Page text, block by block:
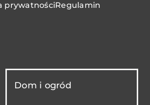
prywatnościRegulamin
Dom i ogród